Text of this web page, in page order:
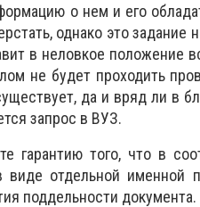
о нем и его
однако это задание
в неловкое положение
не будет проходить
да и вряд ли в
запрос в ВУЗ.
гарантию того, что в
отдельной именной
поддельности документа.